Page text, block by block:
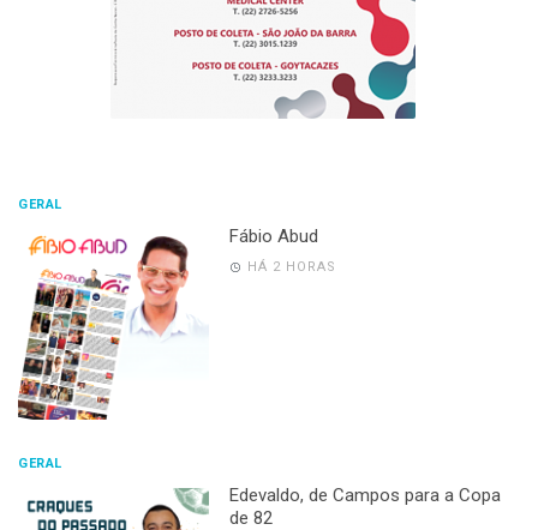
GERAL
Fábio Abud
HÁ 2 HORAS
GERAL
Edevaldo, de Campos para a Copa
de 82